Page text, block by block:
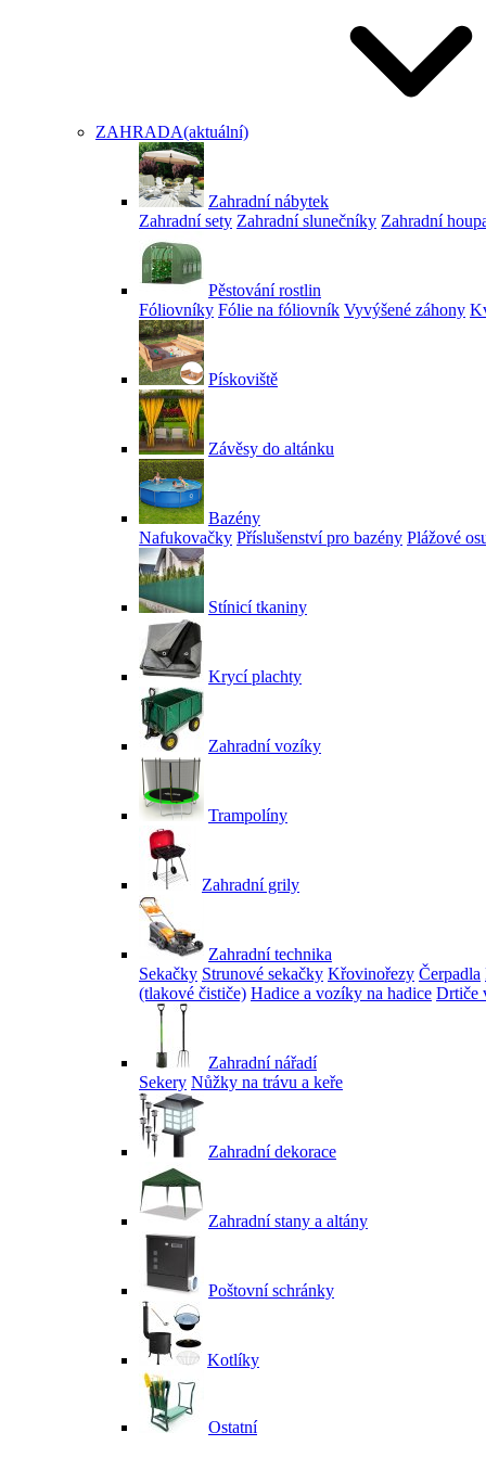
ZAHRADA(aktuální)
Zahradní nábytek
Zahradní sety Zahradní slunečníky Zahradní
Pěstování rostlin
Fóliovníky Fólie na fóliovník Vyvýšené záhony
Pískoviště
Závěsy do altánku
Bazény
Nafukovačky Příslušenství pro bazény Plážové
Stínicí tkaniny
Krycí plachty
Zahradní vozíky
Trampolíny
Zahradní grily
Zahradní technika
Sekačky Strunové sekačky Křovinořezy Čerpadla
(tlakové čističe) Hadice a vozíky na hadice Drtiče
Zahradní nářadí
Sekery Nůžky na trávu a keře
Zahradní dekorace
Zahradní stany a altány
Poštovní schránky
Kotlíky
Ostatní